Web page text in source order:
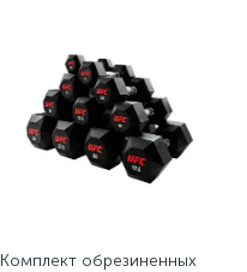
Комплект обрезиненных